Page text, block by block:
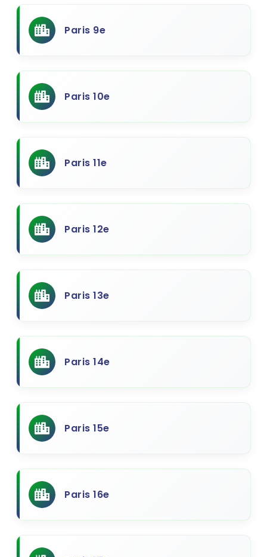
Paris 9e
Paris 10e
Paris 11e
Paris 12e
Paris 13e
Paris 14e
Paris 15e
Paris 16e